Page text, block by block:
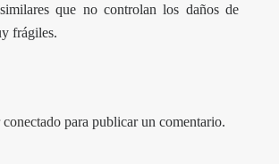
que no controlan los daños de
frágiles.
conectado para publicar un comentario.